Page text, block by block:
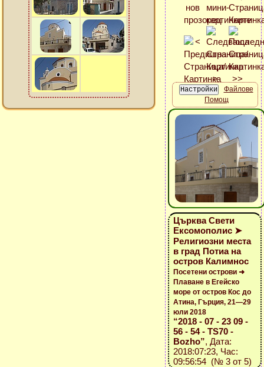
Файлове
Помощ
Църква Свети
Ексомополис ➤
Религиозни места
в град Потиа на
остров Калимнос
Посетени острови ➜
Плаване в Егейско
море от остров Кос до
Атина, Гърция, 21—29
юли 2018
“2018 - 07 - 23 09 -
56 - 54 - TS70 -
Bozho”, Дата:
2018:07:23, Час:
09:56:54 (№ 3 от 5)